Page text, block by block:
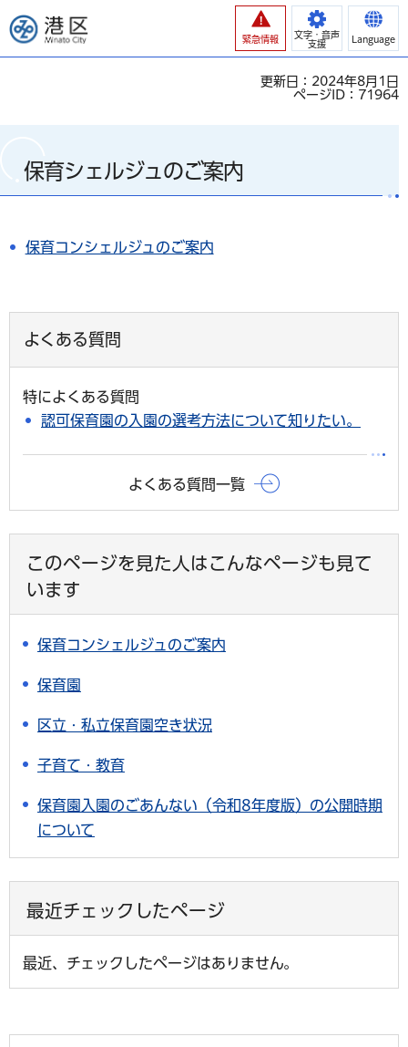
港区
緊急情報
文字・音声
支援
Language
更新日：2024年8月1日
ページID：71964
保育シェルジュのご案内
保育コンシェルジュのご案内
よくある質問
特によくある質問
認可保育園の入園の選考方法について知りたい。
よくある質問一覧
このページを見た人はこんなページも見て
います
保育コンシェルジュのご案内
保育園
区立・私立保育園空き状況
子育て・教育
保育園入園のごあんない（令和8年度版）の公開時期
について
最近チェックしたページ
最近、チェックしたページはありません。